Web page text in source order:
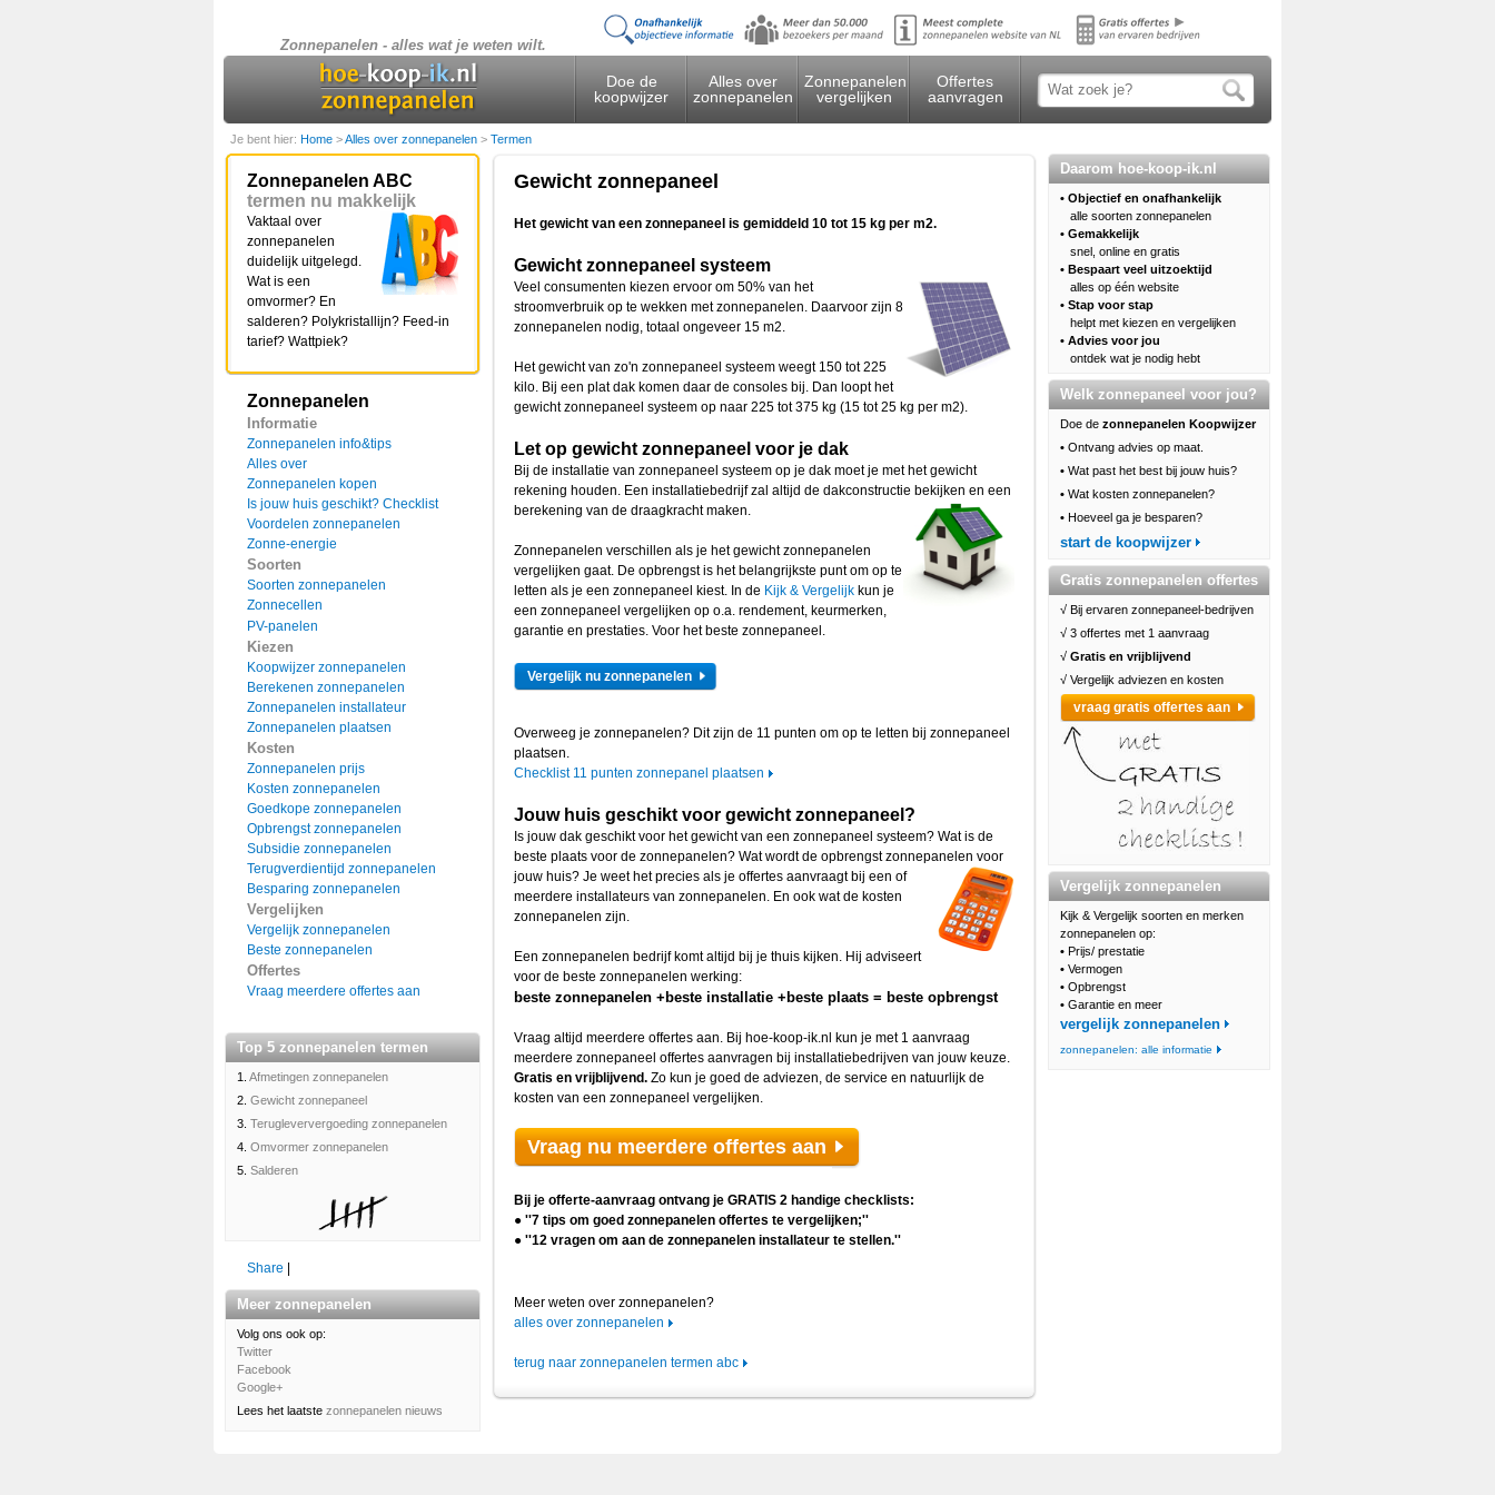
Zonnepanelen - alles wat je weten wilt.
Doe de
koopwijzer
Alles over
zonnepanelen
Zonnepanelen
vergelijken
Offertes
aanvragen
Je bent hier: Home >Alles over zonnepanelen > Termen
Zonnepanelen ABC
termen nu makkelijk
Vaktaal over
zonnepanelen
duidelijk uitgelegd.
Wat is een
omvormer? En
salderen? Polykristallijn? Feed-in
tarief? Wattpiek?
Zonnepanelen
Informatie
Zonnepanelen info&tips
Alles over
Zonnepanelen kopen
Is jouw huis geschikt? Checklist
Voordelen zonnepanelen
Zonne-energie
Soorten
Soorten zonnepanelen
Zonnecellen
PV-panelen
Kiezen
Koopwijzer zonnepanelen
Berekenen zonnepanelen
Zonnepanelen installateur
Zonnepanelen plaatsen
Kosten
Zonnepanelen prijs
Kosten zonnepanelen
Goedkope zonnepanelen
Opbrengst zonnepanelen
Subsidie zonnepanelen
Terugverdientijd zonnepanelen
Besparing zonnepanelen
Vergelijken
Vergelijk zonnepanelen
Beste zonnepanelen
Offertes
Vraag meerdere offertes aan
Top 5 zonnepanelen termen
1. Afmetingen zonnepanelen
2. Gewicht zonnepaneel
3. Terugleververgoeding zonnepanelen
4. Omvormer zonnepanelen
5. Salderen
Share
Meer zonnepanelen
Volg ons ook op:
Twitter
Facebook
Google+
Lees het laatste zonnepanelen nieuws
Gewicht zonnepaneel
Het gewicht van een zonnepaneel is gemiddeld 10 tot 15 kg per m2.
Gewicht zonnepaneel systeem
Veel consumenten kiezen ervoor om 50% van het
stroomverbruik op te wekken met zonnepanelen. Daarvoor zijn 8
zonnepanelen nodig, totaal ongeveer 15 m2.
Het gewicht van zo'n zonnepaneel systeem weegt 150 tot 225
kilo. Bij een plat dak komen daar de consoles bij. Dan loopt het
gewicht zonnepaneel systeem op naar 225 tot 375 kg (15 tot 25 kg per m2).
Let op gewicht zonnepaneel voor je dak
Bij de installatie van zonnepaneel systeem op je dak moet je met het gewicht
rekening houden. Een installatiebedrijf zal altijd de dakconstructie bekijken en een
berekening van de draagkracht maken.
Zonnepanelen verschillen als je het gewicht zonnepanelen
vergelijken gaat. De opbrengst is het belangrijkste punt om op te
letten als je een zonnepaneel kiest. In de Kijk & Vergelijk kun je
een zonnepaneel vergelijken op o.a. rendement, keurmerken,
garantie en prestaties. Voor het beste zonnepaneel.
Vergelijk nu zonnepanelen
Overweeg je zonnepanelen? Dit zijn de 11 punten om op te letten bij zonnepaneel
plaatsen.
Checklist 11 punten zonnepanel plaatsen
Jouw huis geschikt voor gewicht zonnepaneel?
Is jouw dak geschikt voor het gewicht van een zonnepaneel systeem? Wat is de
beste plaats voor de zonnepanelen? Wat wordt de opbrengst zonnepanelen voor
jouw huis? Je weet het precies als je offertes aanvraagt bij een of
meerdere installateurs van zonnepanelen. En ook wat de kosten
zonnepanelen zijn.
Een zonnepanelen bedrijf komt altijd bij je thuis kijken. Hij adviseert
voor de beste zonnepanelen werking:
beste zonnepanelen +beste installatie +beste plaats = beste opbrengst
Vraag altijd meerdere offertes aan. Bij hoe-koop-ik.nl kun je met 1 aanvraag
meerdere zonnepaneel offertes aanvragen bij installatiebedrijven van jouw keuze.
Gratis en vrijblijvend. Zo kun je goed de adviezen, de service en natuurlijk de
kosten van een zonnepaneel vergelijken.
Vraag nu meerdere offertes aan
Bij je offerte-aanvraag ontvang je GRATIS 2 handige checklists:
● ''7 tips om goed zonnepanelen offertes te vergelijken;''
● ''12 vragen om aan de zonnepanelen installateur te stellen.''
Meer weten over zonnepanelen?
alles over zonnepanelen
terug naar zonnepanelen termen abc
Daarom hoe-koop-ik.nl
• Objectief en onafhankelijk
alle soorten zonnepanelen
• Gemakkelijk
snel, online en gratis
• Bespaart veel uitzoektijd
alles op één website
• Stap voor stap
helpt met kiezen en vergelijken
• Advies voor jou
ontdek wat je nodig hebt
Welk zonnepaneel voor jou?
Doe de zonnepanelen Koopwijzer
• Ontvang advies op maat.
• Wat past het best bij jouw huis?
• Wat kosten zonnepanelen?
• Hoeveel ga je besparen?
start de koopwijzer
Gratis zonnepanelen offertes
√ Bij ervaren zonnepaneel-bedrijven
√ 3 offertes met 1 aanvraag
√ Gratis en vrijblijvend
√ Vergelijk adviezen en kosten
vraag gratis offertes aan
Vergelijk zonnepanelen
Kijk & Vergelijk soorten en merken
zonnepanelen op:
• Prijs/ prestatie
• Vermogen
• Opbrengst
• Garantie en meer
vergelijk zonnepanelen
zonnepanelen: alle informatie